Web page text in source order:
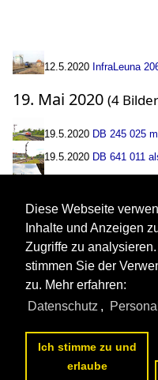
12.5.2020 InfraLeuna
19. Mai 2020 (4
19.5.2020 DB 245 025
19.5.2020 DB 641 011
19.5.2020
Am
25. Mai 2020(2
25.5.2020DB 218 460-
25.5.2020Die schon
29.5.2020 DR 120 137-
Diese Webseite
Inhalte und Anzeigen
Zugriffe zu
stimmen Sie der
zu. Mehr erfahren:
Datenschutz ,
Ich stimme zu und
erlaube